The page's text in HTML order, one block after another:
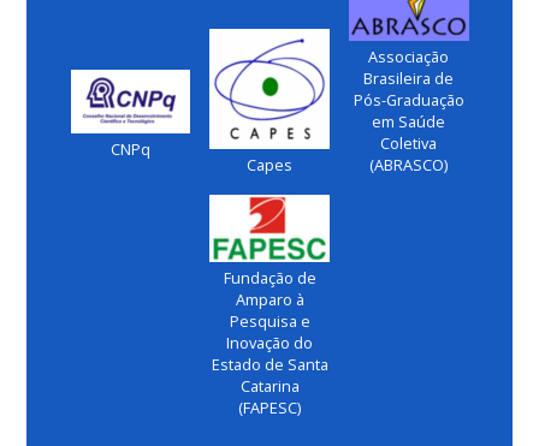
CNPq
Capes
Associação
Brasileira de
Pós-Graduação
em Saúde
Coletiva
(ABRASCO)
Fundação de
Amparo à
Pesquisa e
Inovação do
Estado de Santa
Catarina
(FAPESC)